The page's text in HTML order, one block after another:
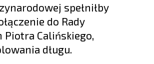
spełniłby
do Rady
Piotra Calińskiego,
długu.